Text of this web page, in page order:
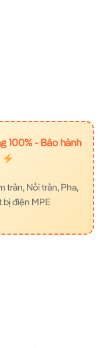
100% - Bảo hành
trần, Nổi trần, Pha,
bị điện MPE